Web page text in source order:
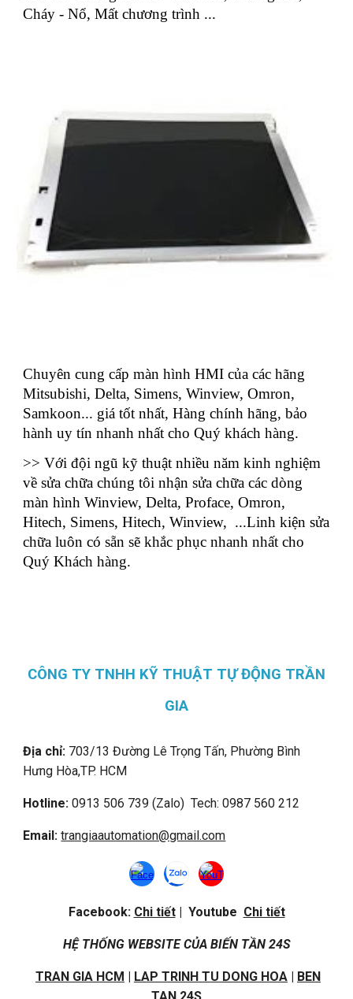
Cháy - Nổ, Mất chương trình ...
Chuyên cung cấp màn hình HMI của các hãng
Mitsubishi, Delta, Simens, Winview, Omron,
Samkoon... giá tốt nhất, Hàng chính hãng, bảo
hành uy tín nhanh nhất cho Quý khách hàng.
>> Với đội ngũ kỹ thuật nhiều năm kinh nghiệm
về sửa chữa chúng tôi nhận sửa chữa các dòng
màn hình Winview, Delta, Proface, Omron,
Hitech, Simens, Hitech, Winview, ...Linh kiện sửa
chữa luôn có sẵn sẽ khắc phục nhanh nhất cho
Quý Khách hàng.
CÔNG TY TNHH KỸ THUẬT TỰ ĐỘNG TRẦN
GIA
Địa chỉ: 703/13 Đường Lê Trọng Tấn, Phường Bình
Hưng Hòa,TP. HCM
Hotline: 0913 506 739 (Zalo) Tech: 0987 560 212
Email:trangiaautomation@gmail.com
Facebook: Chi tiết| Youtube Chi tiết
HỆ THỐNG WEBSITE CỦA BIẾN TẦN 24S
TRAN GIA HCM | LAP TRINH TU DONG HOA | BEN